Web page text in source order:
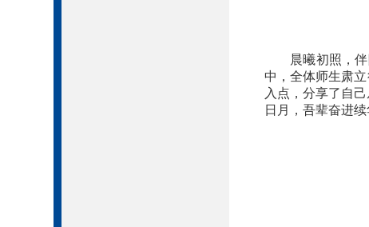
晨曦初照，
中，全体师生肃
入点，分享了自
日月，吾辈奋进